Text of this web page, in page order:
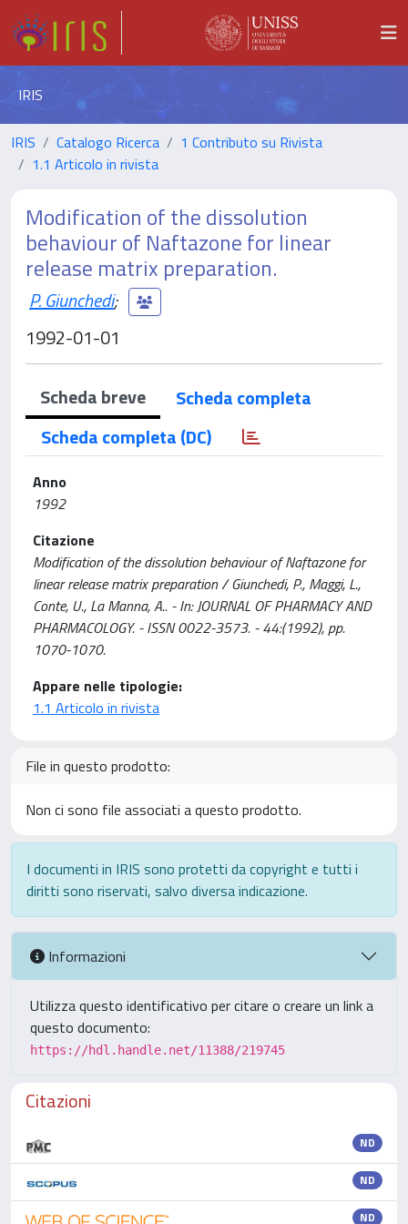
IRIS
IRIS Catalogo Ricerca
1 Contributo su Rivista
1.1 Articolo in rivista
Modification of the dissolution
behaviour of Naftazone for linear
release matrix preparation.
P. Giunchedi;
1992-01-01
Scheda breve
Scheda completa
Scheda completa (DC)
Anno
1992
Citazione
Modification of the dissolution behaviour of Naftazone for
linear release matrix preparation / Giunchedi, P., Maggi, L.,
Conte, U., La Manna, A.. - In: JOURNAL OF PHARMACY AND
PHARMACOLOGY. - ISSN 0022-3573. - 44:(1992), pp.
1070-1070.
Appare nelle tipologie:
1.1 Articolo in rivista
File in questo prodotto:
Non ci sono file associati a questo prodotto.
I documenti in IRIS sono protetti da copyright e tutti i
diritti sono riservati, salvo diversa indicazione.
Informazioni
Utilizza questo identificativo per citare o creare un link a
questo documento:
https://hdl.handle.net/11388/219745
Citazioni
ND
ND
ND